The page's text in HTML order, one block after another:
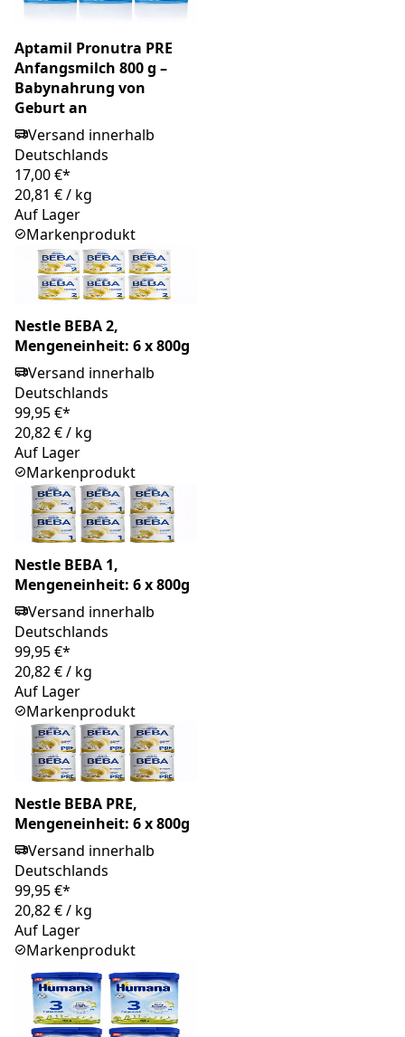
Aptamil Pronutra PRE
Anfangsmilch 800 g –
Babynahrung von
Geburt an
Versand innerhalb
Deutschlands
17,00 €*
20,81 €/ kg
Auf Lager
Markenprodukt
Nestle BEBA 2,
Mengeneinheit: 6 x 800g
Versand innerhalb
Deutschlands
99,95 €*
20,82 €/ kg
Auf Lager
Markenprodukt
Nestle BEBA 1,
Mengeneinheit: 6 x 800g
Versand innerhalb
Deutschlands
99,95 €*
20,82 €/ kg
Auf Lager
Markenprodukt
Nestle BEBA PRE,
Mengeneinheit: 6 x 800g
Versand innerhalb
Deutschlands
99,95 €*
20,82 €/ kg
Auf Lager
Markenprodukt